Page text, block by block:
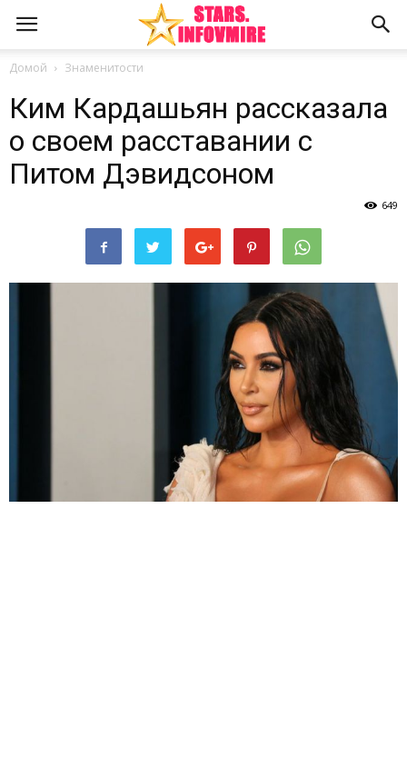
Домой Знаменитости
Ким Кардашьян рассказала
о своем расставании с
Питом Дэвидсоном
649